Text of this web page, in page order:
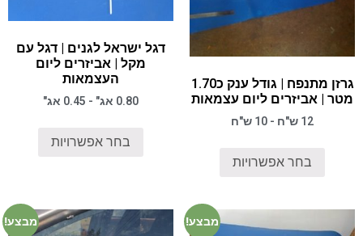
גרזן מתנפח | גודל ענק כ1.70
מטר | אביזרים ליום עצמאות
12 ש"ח - 10 ש"ח
בחר אפשרויות
דגל ישראל לגנים | דגל עם
מקל | אביזרים ליום
העצמאות
0.80 אג" - 0.45 אג"
בחר אפשרויות
מבצע! מבצע!